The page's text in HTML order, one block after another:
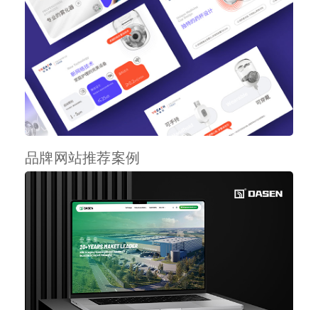
品牌网站推荐案例